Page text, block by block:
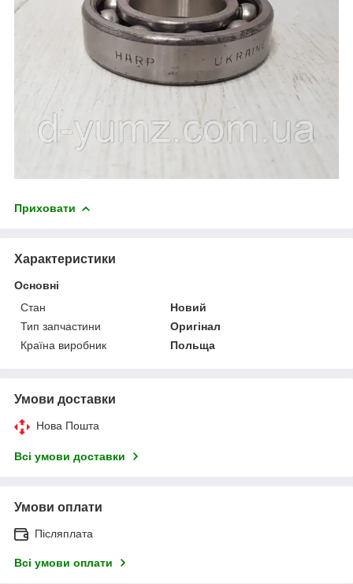
Приховати
Характеристики
Основні
Стан
Новий
Тип запчастини
Оригінал
Країна виробник
Польща
Умови доставки
Нова Пошта
Всі умови доставки
Умови оплати
Післяплата
Всі умови оплати